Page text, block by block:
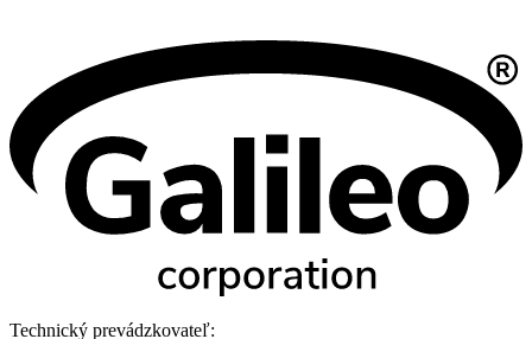
Technický prevádzkovateľ: